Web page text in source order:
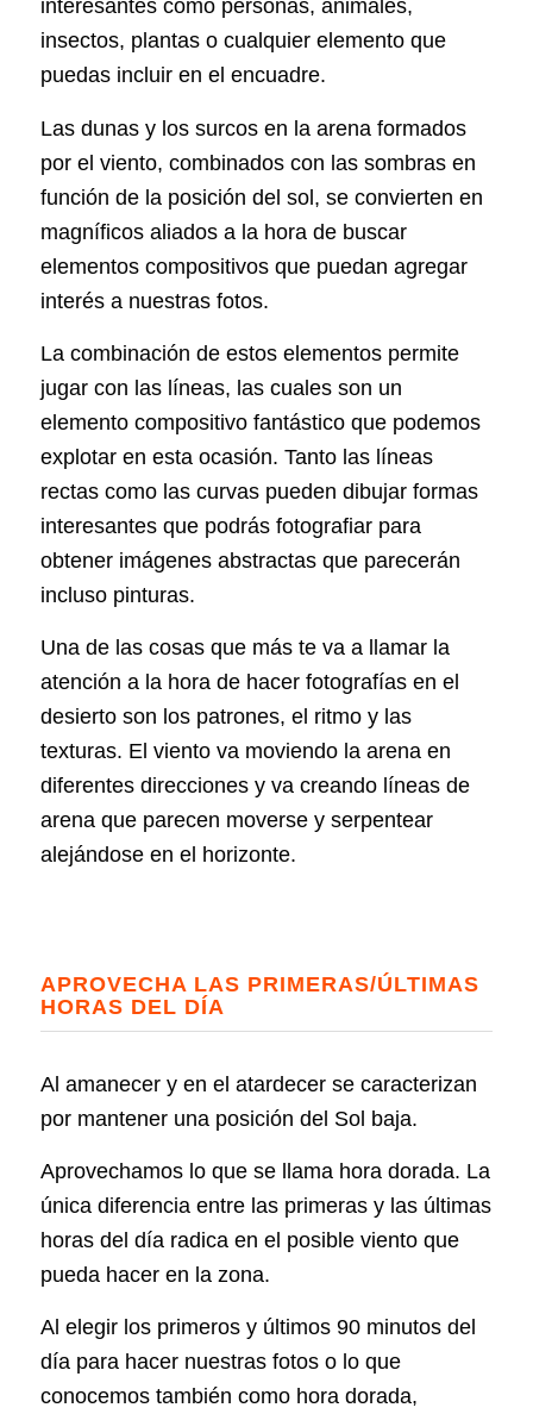
interesantes como personas, animales,
insectos, plantas o cualquier elemento que
puedas incluir en el encuadre.
Las dunas y los surcos en la arena formados
por el viento, combinados con las sombras en
función de la posición del sol, se convierten en
magníficos aliados a la hora de buscar
elementos compositivos que puedan agregar
interés a nuestras fotos.
La combinación de estos elementos permite
jugar con las líneas, las cuales son un
elemento compositivo fantástico que podemos
explotar en esta ocasión. Tanto las líneas
rectas como las curvas pueden dibujar formas
interesantes que podrás fotografiar para
obtener imágenes abstractas que parecerán
incluso pinturas.
Una de las cosas que más te va a llamar la
atención a la hora de hacer fotografías en el
desierto son los patrones, el ritmo y las
texturas. El viento va moviendo la arena en
diferentes direcciones y va creando líneas de
arena que parecen moverse y serpentear
alejándose en el horizonte.
APROVECHA LAS PRIMERAS/ÚLTIMAS
HORAS DEL DÍA
Al amanecer y en el atardecer se caracterizan
por mantener una posición del Sol baja.
Aprovechamos lo que se llama hora dorada. La
única diferencia entre las primeras y las últimas
horas del día radica en el posible viento que
pueda hacer en la zona.
Al elegir los primeros y últimos 90 minutos del
día para hacer nuestras fotos o lo que
conocemos también como hora dorada,